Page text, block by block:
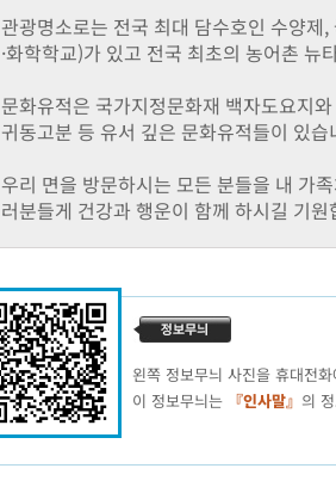
관광명소로는 전국 최대 담수호인 수양제,
·화학학교)가 있고 전국 최초의 농어촌 뉴
문화유적은 국가지정문화재 백자도요지
귀동고분 등 유서 깊은 문화유적들이 있습
우리 면을 방문하시는 모든 분들을 내 가
러분들게 건강과 행운이 함께 하시길 기원
왼쪽 정보무늬 사진을 휴대전
이 정보무늬는 『인사말』 의